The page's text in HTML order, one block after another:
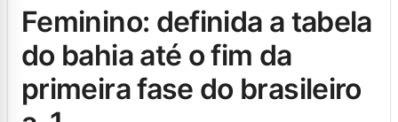
feminino: definida a tabela
do bahia até o fim da
primeira fase do brasileiro